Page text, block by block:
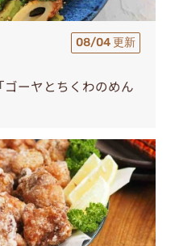
08/04 更新
ーヤとちくわのめん